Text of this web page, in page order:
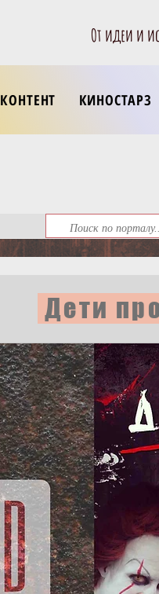
От идеи и
КОНТЕНТ КИНОСТАРЗ
Дети